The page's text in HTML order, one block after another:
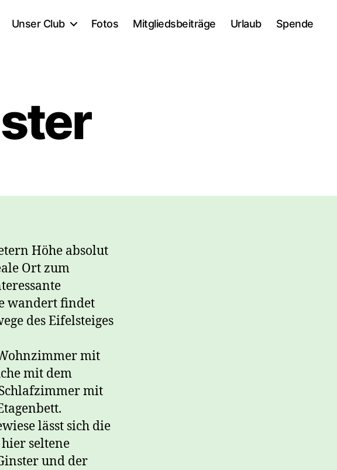
Unser Club Fotos Mitgliedsbeiträge Urlaub Spende
Höhe absolut
Ort zum
wandert findet
des Eifelsteiges
mit
mit dem
mit
lässt sich die
seltene
und der